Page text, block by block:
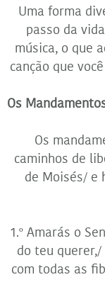
Uma forma
passo da
música, o que
canção que
Os
Os
caminhos de
de Moisés/ e
1.º Amarás o
do teu
com todas as